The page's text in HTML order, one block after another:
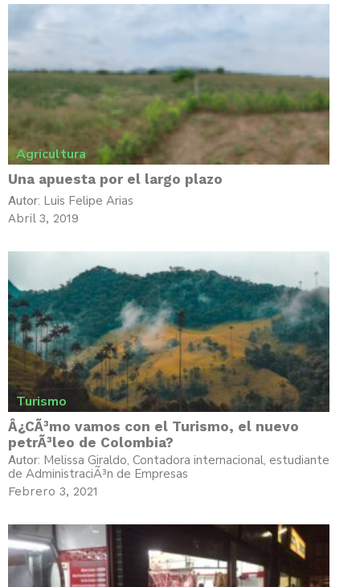
Agricultura
Una apuesta por el largo plazo
Autor: Luis Felipe Arias
Abril 3, 2019
Turismo
Â¿CÃ³mo vamos con el Turismo, el nuevo
petrÃ³leo de Colombia?
Autor: Melissa Giraldo, Contadora internacional, estudiante
de AdministraciÃ³n de Empresas
Febrero 3, 2021